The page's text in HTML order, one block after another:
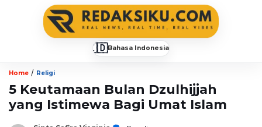
🇮🇩Bahasa Indonesia
Home / Religi
5 Keutamaan Bulan Dzulhijjah
yang Istimewa Bagi Umat Islam